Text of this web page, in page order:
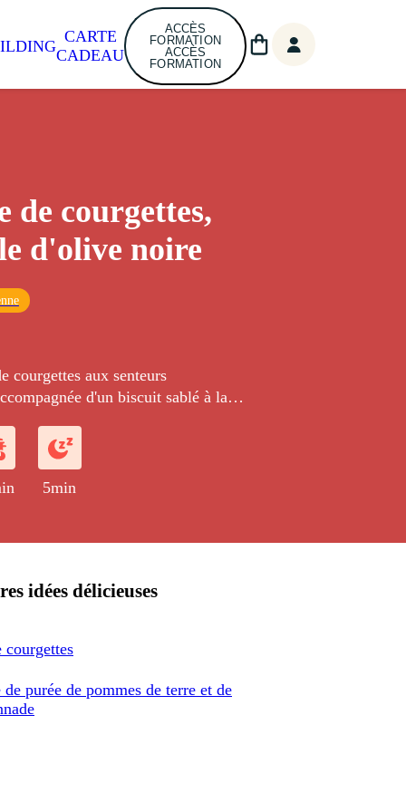
CARTE
CADEAU
ACCÈS
FORMATION
ACCÈS
FORMATION
de courgettes,
d'olive noire
courgettes aux senteurs
d'un biscuit sablé à la
5min
idées délicieuses
courgettes
purée de pommes de terre et de